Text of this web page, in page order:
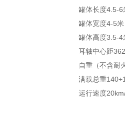
罐体长度4.5-6
罐体宽度4-5米
罐体高度3.5-4
耳轴中心距
自重（不含耐
满载总重
运行速度